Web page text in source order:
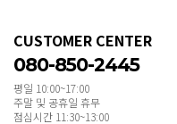
CUSTOMER CENTER
080-850-2445
평일 10:00~17:00
주말 및 공휴일 휴무
점심시간 11:30~13:00